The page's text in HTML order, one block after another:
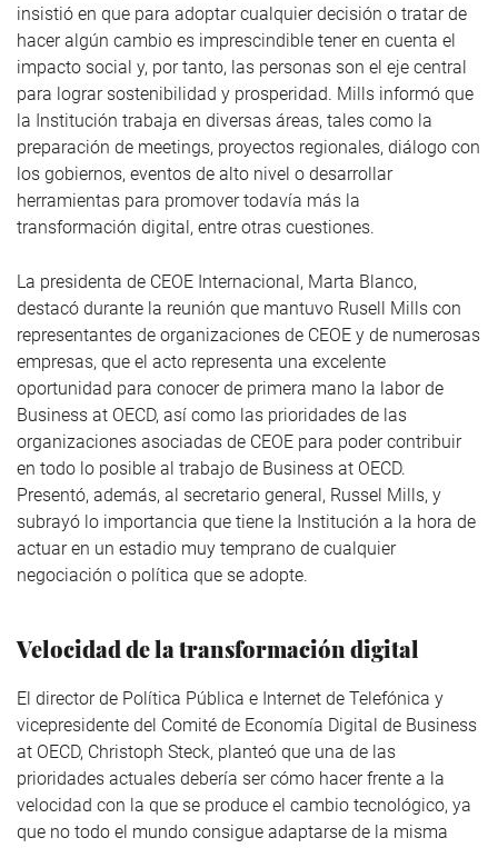
insistió en que para adoptar cualquier decisión o tratar de
hacer algún cambio es imprescindible tener en cuenta el
impacto social y, por tanto, las personas son el eje central
para lograr sostenibilidad y prosperidad. Mills informó que
la Institución trabaja en diversas áreas, tales como la
preparación de meetings, proyectos regionales, diálogo con
los gobiernos, eventos de alto nivel o desarrollar
herramientas para promover todavía más la
transformación digital, entre otras cuestiones.
La presidenta de CEOE Internacional, Marta Blanco,
destacó durante la reunión que mantuvo Rusell Mills con
representantes de organizaciones de CEOE y de numerosas
empresas, que el acto representa una excelente
oportunidad para conocer de primera mano la labor de
Business at OECD, así como las prioridades de las
organizaciones asociadas de CEOE para poder contribuir
en todo lo posible al trabajo de Business at OECD.
Presentó, además, al secretario general, Russel Mills, y
subrayó lo importancia que tiene la Institución a la hora de
actuar en un estadio muy temprano de cualquier
negociación o política que se adopte.
Velocidad de la transformación digital
El director de Política Pública e Internet de Telefónica y
vicepresidente del Comité de Economía Digital de Business
at OECD, Christoph Steck, planteó que una de las
prioridades actuales debería ser cómo hacer frente a la
velocidad con la que se produce el cambio tecnológico, ya
que no todo el mundo consigue adaptarse de la misma